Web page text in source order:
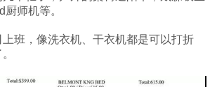
师机等。
班，像洗衣机、干衣机都是可以打折